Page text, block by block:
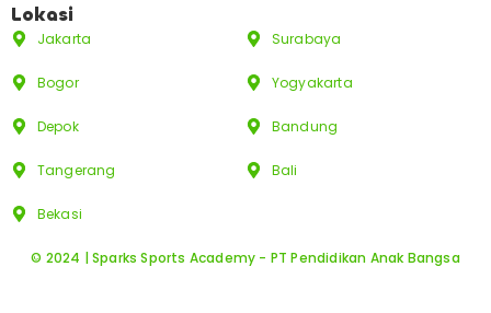
Lokasi
Jakarta
Bogor
Depok
Tangerang
Bekasi
Surabaya
Yogyakarta
Bandung
Bali
© 2024 | Sparks Sports Academy - PT Pendidikan Anak Bangsa